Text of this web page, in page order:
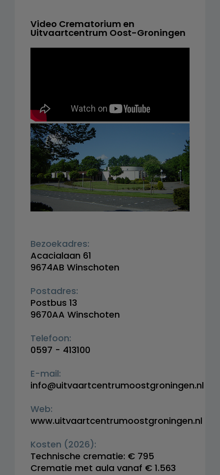
Video Crematorium en
Uitvaartcentrum Oost-Groningen
Bezoekadres:
Acacialaan 61
9674AB Winschoten
Postadres:
Postbus 13
9670AA Winschoten
Telefoon:
0597 - 413100
E-mail:
info@uitvaartcentrumoostgroningen.nl
Web:
www.uitvaartcentrumoostgroningen.nl
Kosten (2026):
Technische crematie: € 795
Crematie met aula vanaf € 1.563